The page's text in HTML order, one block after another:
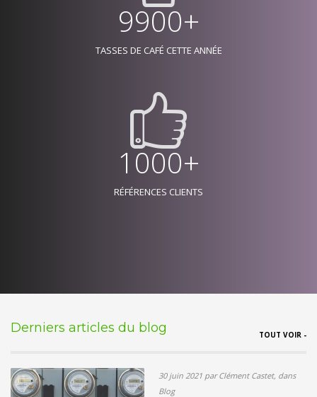
9900+
TASSES DE CAFÉ CETTE ANNÉE
1000+
RÉFÉRENCES CLIENTS
Derniers articles du blog TOUT VOIR -
30 juin 2021 par Clément Castet, dans
Blog